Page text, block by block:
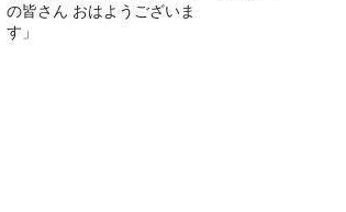
の皆さん おはようございま
す」